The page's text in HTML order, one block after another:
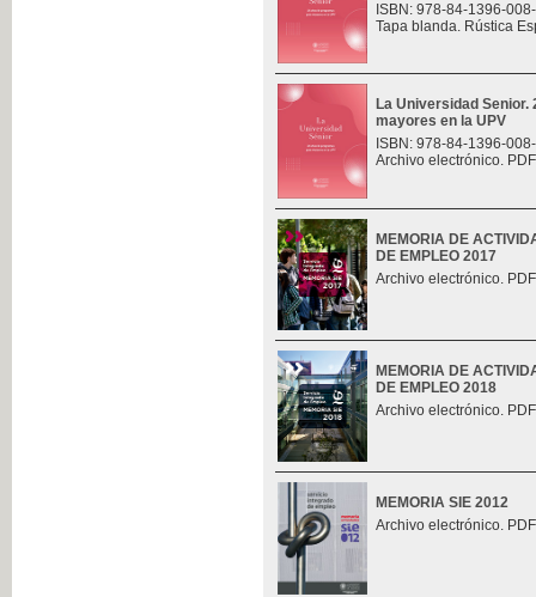
ISBN: 978-84-1396-
Tapa blanda. Rústica
La Universidad
mayores en la UPV
ISBN: 978-84-1396-
Archivo electrónico.
MEMORIA DE
DE EMPLEO 2017
Archivo electrónico.
MEMORIA DE
DE EMPLEO 2018
Archivo electrónico.
MEMORIA SIE 2012
Archivo electrónico.